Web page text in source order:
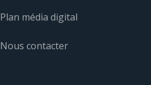
Plan média digital
Nous contacter